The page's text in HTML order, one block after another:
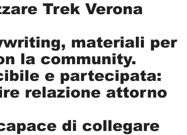
Trek Verona
materiali per
la community.
e partecipata:
relazione attorno
di collegare